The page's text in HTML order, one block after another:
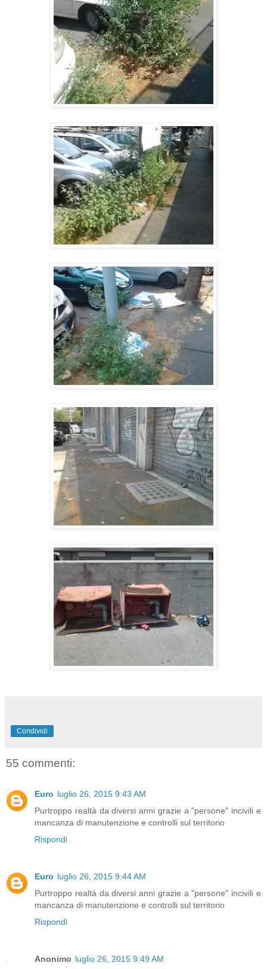
Condividi
55 commenti:
Euro luglio 26, 2015 9:43 AM
Purtroppo realtà da diversi anni grazie a "persone" incivili e
mancanza di manutenzione e controlli sul territorio
Rispondi
Euro luglio 26, 2015 9:44 AM
Purtroppo realtà da diversi anni grazie a "persone" incivili e
mancanza di manutenzione e controlli sul territorio
Rispondi
Anonimo luglio 26, 2015 9:49 AM